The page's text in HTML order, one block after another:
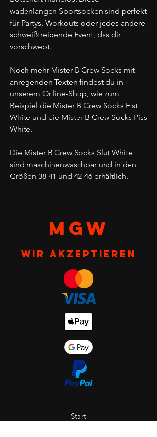
wadenlangen Sportsocken sind perfekt
für Partys, Workouts oder jedes andere
schweißtreibende Event, das dir
vorschwebt.
Noch mehr Mister B Crew Socks mit
anregenden Texten findest du in
unserem Online-Shop, wie zum
Beispiel die Mister B Crew Socks Fist
White und die Mister B Crew Socks Piss
White.
Die Mister B Crew Socks Slut White
sind maschinenwaschbar und in den
Größen 38-41 und 42-46 erhältlich.
MGW
Wir akzeptieren
Start